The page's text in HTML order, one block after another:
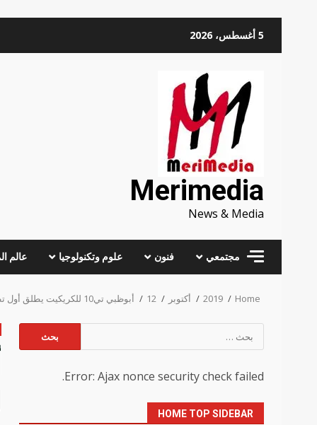
5 أغسطس، 2026
Merimedia
News & Media
مجتمعي فنون علوم وتكنولوجيا عالم
Home
2019 أكتوبر 12 أبوظبي تي10 للكريكيت يطلق أول تطبيق رقمي للعبة
عن:
Error: Ajax nonce security check failed.
HOME TOP SIDEBAR